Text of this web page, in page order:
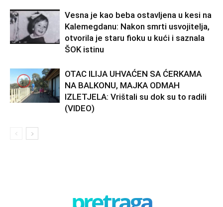
Vesna je kao beba ostavljena u kesi na
Kalemegdanu: Nakon smrti usvojitelja,
otvorila je staru fioku u kući i saznala
ŠOK istinu
OTAC ILIJA UHVAĆEN SA ĆERKAMA
NA BALKONU, MAJKA ODMAH
IZLETJELA: Vrištali su dok su to radili
(VIDEO)